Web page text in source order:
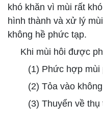
khó khăn vì mùi rất
hình thành và xử lý
không hề phức tạp.
Khi mùi hôi được
(1) Phức hợp
(2) Tỏa vào
(3) Thuyển về thụ